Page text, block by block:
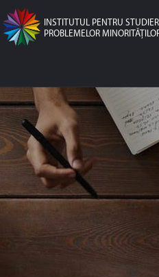
INSTITUTUL PENTRU
PROBLEMELOR